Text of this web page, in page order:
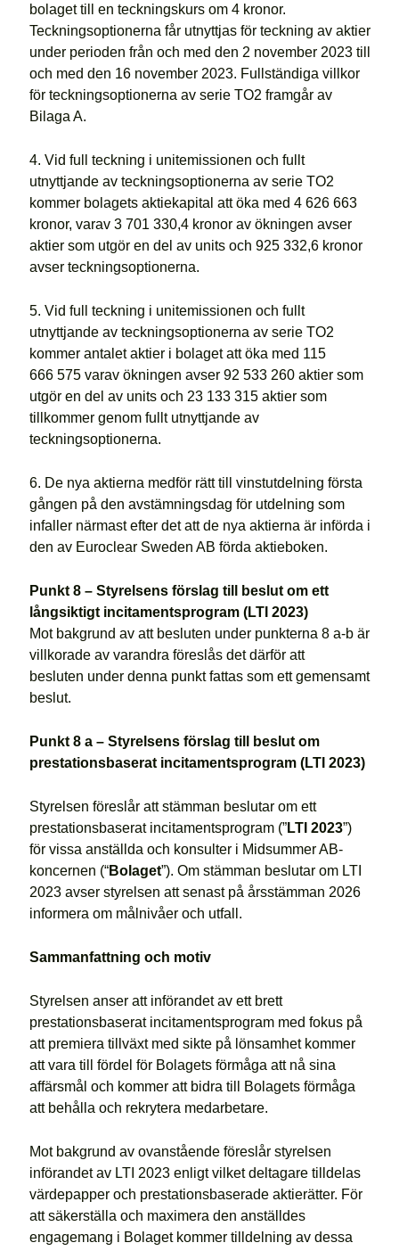
bolaget till en teckningskurs om 4 kronor.
Teckningsoptionerna får utnyttjas för teckning av aktier
under perioden från och med den 2 november 2023 till
och med den 16 november 2023. Fullständiga villkor
för teckningsoptionerna av serie TO2 framgår av
Bilaga A.
4. Vid full teckning i unitemissionen och fullt
utnyttjande av teckningsoptionerna av serie TO2
kommer bolagets aktiekapital att öka med 4 626 663
kronor, varav 3 701 330,4 kronor av ökningen avser
aktier som utgör en del av units och 925 332,6 kronor
avser teckningsoptionerna.
5. Vid full teckning i unitemissionen och fullt
utnyttjande av teckningsoptionerna av serie TO2
kommer antalet aktier i bolaget att öka med 115
666 575 varav ökningen avser 92 533 260 aktier som
utgör en del av units och 23 133 315 aktier som
tillkommer genom fullt utnyttjande av
teckningsoptionerna.
6. De nya aktierna medför rätt till vinstutdelning första
gången på den avstämningsdag för utdelning som
infaller närmast efter det att de nya aktierna är införda i
den av Euroclear Sweden AB förda aktieboken.
Punkt 8 – Styrelsens förslag till beslut om ett
långsiktigt incitamentsprogram (LTI 2023)
Mot bakgrund av att besluten under punkterna 8 a-b är
villkorade av varandra föreslås det därför att
besluten under denna punkt fattas som ett gemensamt
beslut.
Punkt 8 a – Styrelsens förslag till beslut om
prestationsbaserat incitamentsprogram (LTI 2023)
Styrelsen föreslår att stämman beslutar om ett
prestationsbaserat incitamentsprogram (”LTI 2023”)
för vissa anställda och konsulter i Midsummer AB-
koncernen (“Bolaget”). Om stämman beslutar om LTI
2023 avser styrelsen att senast på årsstämman 2026
informera om målnivåer och utfall.
Sammanfattning och motiv
Styrelsen anser att införandet av ett brett
prestationsbaserat incitamentsprogram med fokus på
att premiera tillväxt med sikte på lönsamhet kommer
att vara till fördel för Bolagets förmåga att nå sina
affärsmål och kommer att bidra till Bolagets förmåga
att behålla och rekrytera medarbetare.
Mot bakgrund av ovanstående föreslår styrelsen
införandet av LTI 2023 enligt vilket deltagare tilldelas
värdepapper och prestationsbaserade aktierätter. För
att säkerställa och maximera den anställdes
engagemang i Bolaget kommer tilldelning av dessa